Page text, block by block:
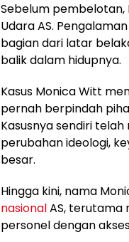
Sebelum
Udara AS.
bagian dari latar
balik dalam hidupnya.
Kasus Monica Witt
pernah berpindah
Kasusnya sendiri
perubahan ideologi,
besar.
Hingga kini, nama
nasionalAS, terutama
personel dengan